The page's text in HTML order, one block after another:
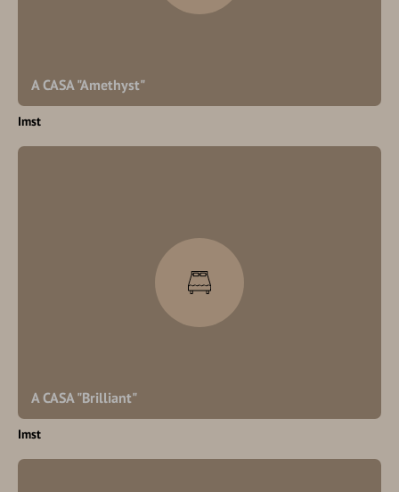
A CASA "Amethyst"
Imst
A CASA "Brilliant"
Imst